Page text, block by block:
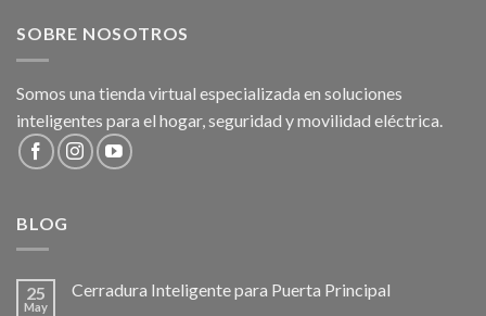
SOBRE NOSOTROS
Somos una tienda virtual especializada en soluciones
inteligentes para el hogar, seguridad y movilidad eléctrica.
BLOG
25
May
Cerradura Inteligente para Puerta Principal